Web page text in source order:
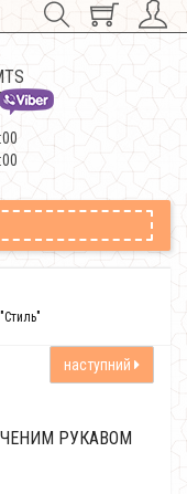
наступний
РУКАВОМ